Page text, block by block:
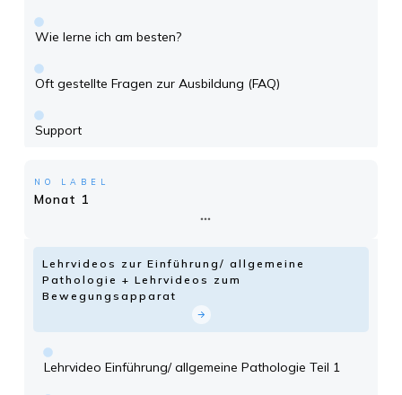
Wie lerne ich am besten?
Oft gestellte Fragen zur Ausbildung (FAQ)
Support
NO LABEL
Monat 1
Lehrvideos zur Einführung/ allgemeine
Pathologie + Lehrvideos zum
Bewegungsapparat
Lehrvideo Einführung/ allgemeine Pathologie Teil 1